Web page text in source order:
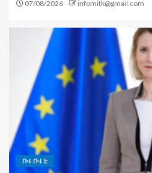
07/08/2026 infomitk@gmail.com
ՈՎ ՈՎ Է